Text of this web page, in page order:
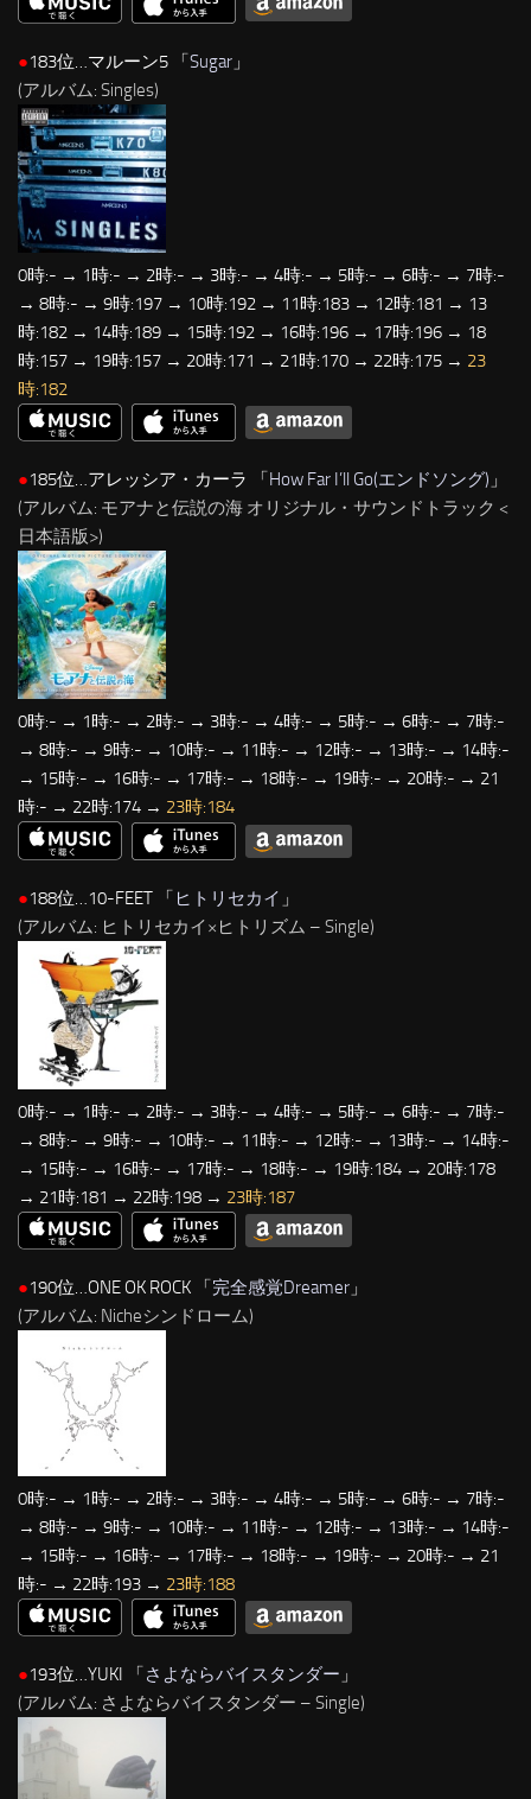
●183位…マルーン5 「Sugar 」
(アルバム: Singles)
0時:- → 1時:- → 2時:- → 3時:- → 4時:- → 5時:- → 6時:- → 7時:-
→ 8時:- → 9時:197 → 10時:192 → 11時:183 → 12時:181 → 13
時:182 → 14時:189 → 15時:192 → 16時:196 → 17時:196 → 18
時:157 → 19時:157 → 20時:171 → 21時:170 → 22時:175 → 23
時:182
●185位…アレッシア・カーラ 「 How Far I’ll Go(エンドソング) 」
(アルバム: モアナと伝説の海 オリジナル・サウンドトラック <
日本語版>)
0時:- → 1時:- → 2時:- → 3時:- → 4時:- → 5時:- → 6時:- → 7時:-
→ 8時:- → 9時:- → 10時:- → 11時:- → 12時:- → 13時:- → 14時:-
→ 15時:- → 16時:- → 17時:- → 18時:- → 19時:- → 20時:- → 21
時:- → 22時:174 → 23時:184
●188位…10-FEET 「 ヒトリセカイ 」
(アルバム: ヒトリセカイ×ヒトリズム – Single)
0時:- → 1時:- → 2時:- → 3時:- → 4時:- → 5時:- → 6時:- → 7時:-
→ 8時:- → 9時:- → 10時:- → 11時:- → 12時:- → 13時:- → 14時:-
→ 15時:- → 16時:- → 17時:- → 18時:- → 19時:184 → 20時:178
→ 21時:181 → 22時:198 → 23時:187
●190位…ONE OK ROCK 「完全感覚Dreamer 」
(アルバム: Nicheシンドローム)
0時:- → 1時:- → 2時:- → 3時:- → 4時:- → 5時:- → 6時:- → 7時:-
→ 8時:- → 9時:- → 10時:- → 11時:- → 12時:- → 13時:- → 14時:-
→ 15時:- → 16時:- → 17時:- → 18時:- → 19時:- → 20時:- → 21
時:- → 22時:193 → 23時:188
●193位…YUKI 「さよならバイスタンダー 」
(アルバム: さよならバイスタンダー – Single)